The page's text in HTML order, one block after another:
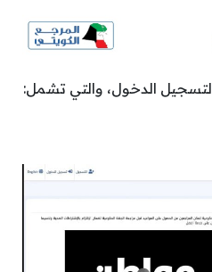
لتسجيل الدخول، والتي تشمل: